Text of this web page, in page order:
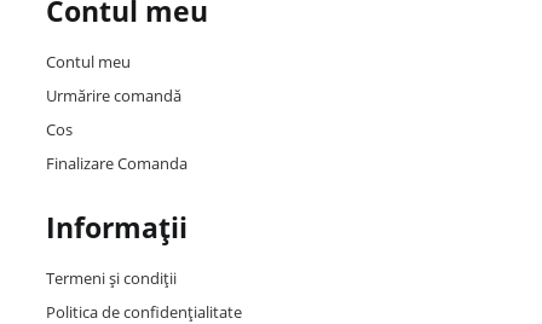
Contul meu
Contul meu
Urmărire comandă
Cos
Finalizare Comanda
Informații
Termeni și condiții
Politica de confidențialitate